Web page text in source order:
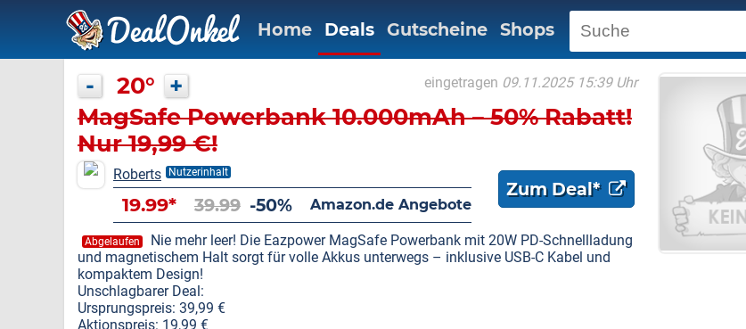
Home Deals Gutscheine Shops
- 20° + eingetragen 09.11.2025 15:39 Uhr
MagSafe Powerbank 10.000mAh – 50% Rabatt!
Nur 19,99 €!
Roberts Nutzerinhalt
Zum Deal*
19.99* 39.99 -50% Amazon.de Angebote
Abgelaufen
Nie mehr leer! Die Eazpower MagSafe Powerbank mit 20W PD-Schnellladung
und magnetischem Halt sorgt für volle Akkus unterwegs – inklusive USB-C Kabel und
kompaktem Design!
Unschlagbarer Deal:
Ursprungspreis: 39,99 €
Aktionspreis: 19,99 €